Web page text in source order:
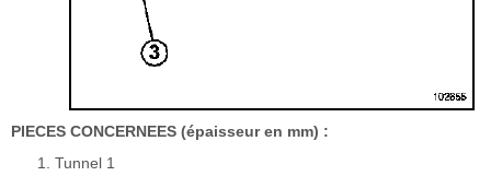
PIECES CONCERNEES (épaisseur en mm) :
Tunnel 1